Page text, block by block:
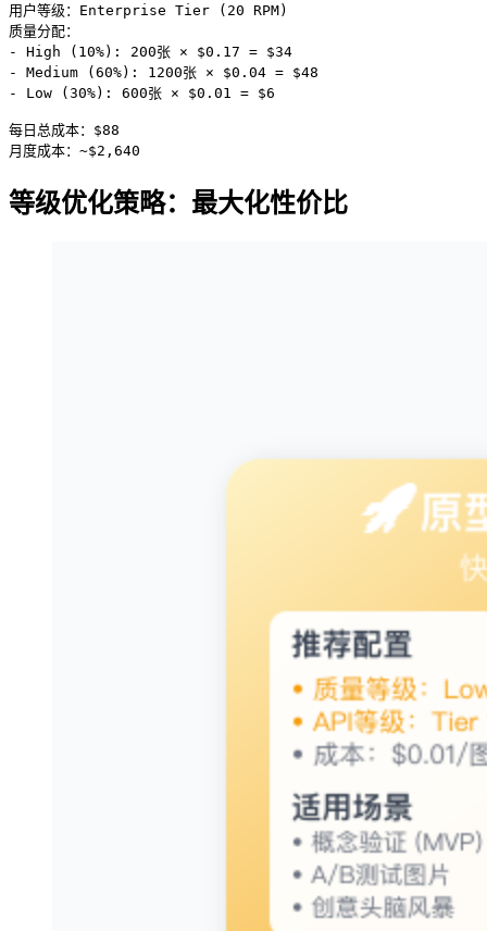
用户等级：Enterprise Tier (20 RPM)
质量分配：
- High (10%): 200张 × $0.17 = $34
- Medium (60%): 1200张 × $0.04 = $48
- Low (30%): 600张 × $0.01 = $6
每日总成本：$88
等级优化策略：最大化性价比